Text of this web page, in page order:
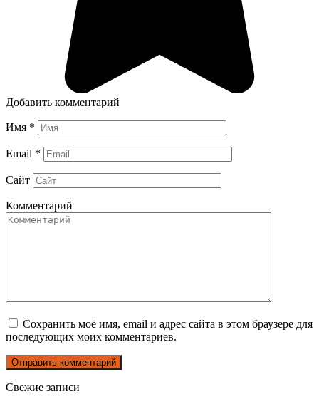
Добавить комментарий
Имя *
Email *
Сайт
Комментарий
Сохранить моё имя, email и адрес сайта в этом браузере для
последующих моих комментариев.
Свежие записи